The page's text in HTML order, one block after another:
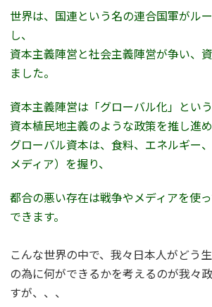
世界は、国連という名の連合国軍がル
し、
資本主義陣営と社会主義陣営が争い、
ました。
資本主義陣営は「グローバル化」とい
資本植民地主義のような政策を推し進め
グローバル資本は、食料、エネルギー
メディア）を握り、
都合の悪い存在は戦争やメディアを使
できます。
こんな世界の中で、我々日本人がどう
の為に何ができるかを考えるのが我々
すが、、、